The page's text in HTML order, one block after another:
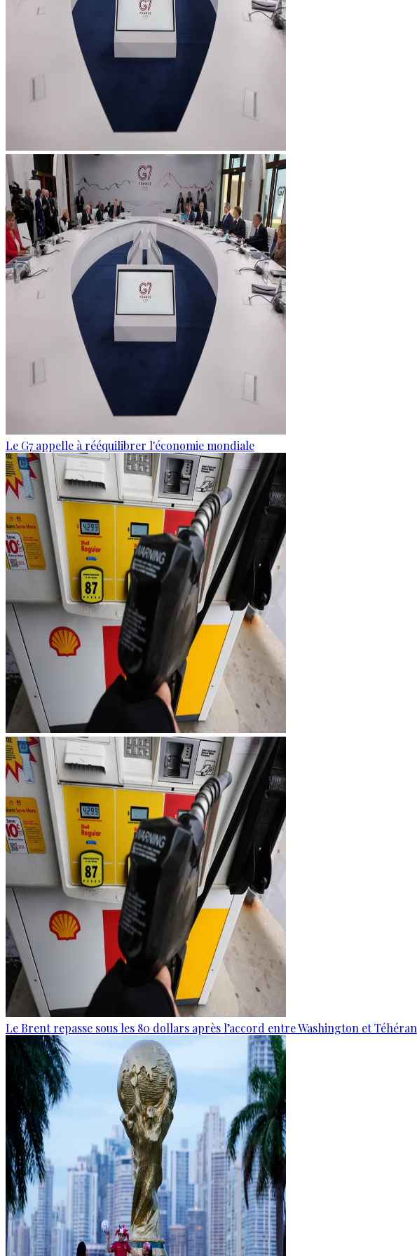
Le G7 appelle à rééquilibrer l'économie mondiale
Le Brent repasse sous les 80 dollars après l’accord entre Washington et Téhéran